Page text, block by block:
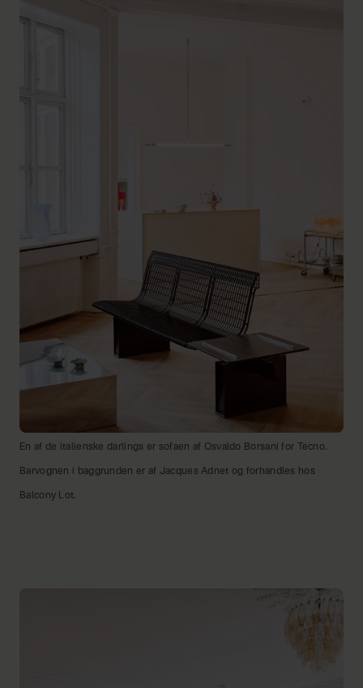
En af de italienske darlings er sofaen af Osvaldo Borsani for Tecno.
Barvognen i baggrunden er af Jacques Adnet og forhandles hos
Balcony Lot.